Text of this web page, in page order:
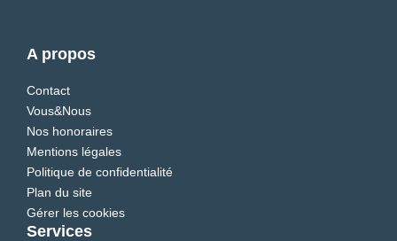
A propos
Contact
Vous&Nous
Nos honoraires
Mentions légales
Politique de confidentialité
Plan du site
Gérer les cookies
Services